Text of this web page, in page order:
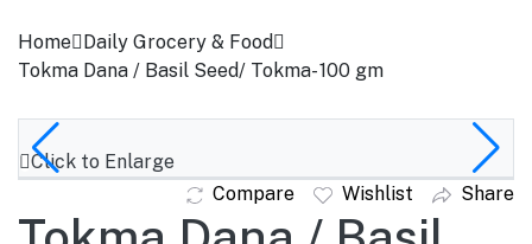
Home Daily Grocery & Food
Tokma Dana / Basil Seed/ Tokma- 100 gm
Click to Enlarge
Compare
Wishlist Share